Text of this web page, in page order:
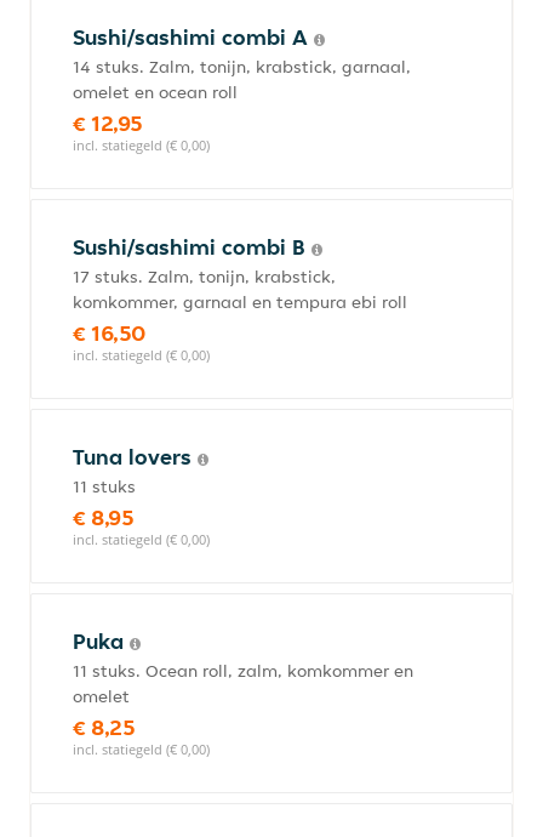
Sushi/sashimi combi A
14 stuks. Zalm, tonijn, krabstick, garnaal,
omelet en ocean roll
€ 12,95
incl. statiegeld (€ 0,00)
Sushi/sashimi combi B
17 stuks. Zalm, tonijn, krabstick,
komkommer, garnaal en tempura ebi roll
€ 16,50
incl. statiegeld (€ 0,00)
Tuna lovers
11 stuks
€ 8,95
incl. statiegeld (€ 0,00)
Puka
11 stuks. Ocean roll, zalm, komkommer en
omelet
€ 8,25
incl. statiegeld (€ 0,00)